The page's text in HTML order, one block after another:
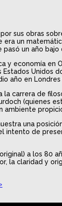
sus obras
un
un año
y economía
Unidos
año en
carrera de
(quienes
una
intento de
a los 80
la claridad y